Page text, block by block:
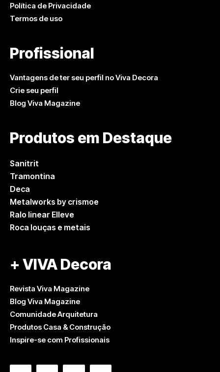
Política de Privacidade
Termos de uso
Profissional
Vantagens de ter seu perfil no Viva Decora
Crie seu perfil
Blog Viva Magazine
Produtos em Destaque
Sanitrit
Tramontina
Deca
Metalworks by crismoe
Ralo linear Elleve
Roca louças e metais
+ VIVA Decora
Revista Viva Magazine
Blog Viva Magazine
Comunidade Arquitetura
Produtos Casa & Construção
Inspire-se com Profissionais